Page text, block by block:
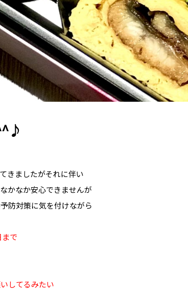
きましたがそれに伴い
かなか安心できませんが
防対策に気を付けながら
で
してるみたい